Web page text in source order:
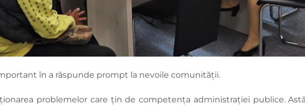
în a răspunde prompt la nevoile comunității.
problemelor care țin de competența administrației publice.